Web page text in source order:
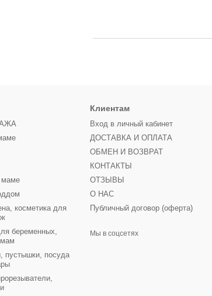
маме
косметика для
беременных,
пустышки, посуда
Клиентам
Вход в личный кабинет
ДОСТАВКА И ОПЛАТА
ОБМЕН И ВОЗВРАТ
КОНТАКТЫ
ОТЗЫВЫ
О НАС
Публичный договор (оферта)
Мы в соцсетях